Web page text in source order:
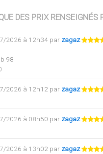
DES PRIX RENSEIGNÉS
2026 à 12h34 par zagaz
98
2026 à 12h12 par zagaz
2026 à 08h50 par zagaz
2026 à 13h02 par zagaz